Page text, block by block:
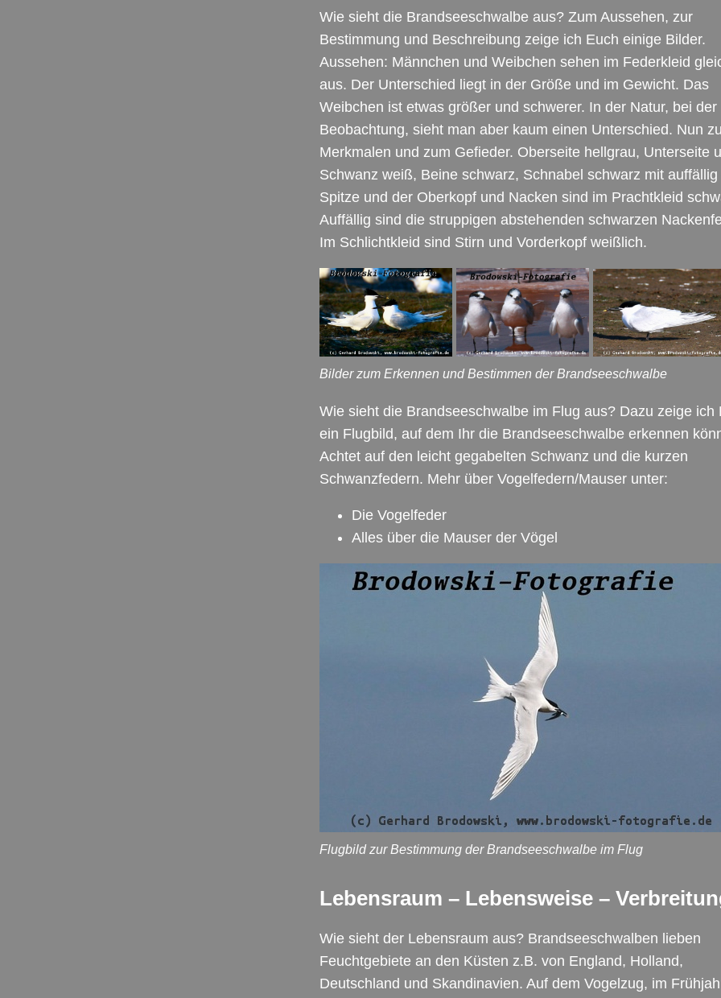
Wie sieht die Brandseeschwalbe aus? Zum Aussehen, zur
Bestimmung und Beschreibung zeige ich Euch einige Bilder.
Aussehen: Männchen und Weibchen sehen im Federkleid
aus. Der Unterschied liegt in der Größe und im Gewicht. Das
Weibchen ist etwas größer und schwerer. In der Natur, bei der
Beobachtung, sieht man aber kaum einen Unterschied. Nun
Merkmalen und zum Gefieder. Oberseite hellgrau, Unterseite
Schwanz weiß, Beine schwarz, Schnabel schwarz mit
Spitze und der Oberkopf und Nacken sind im Prachtkleid
Auffällig sind die struppigen abstehenden schwarzen
Im Schlichtkleid sind Stirn und Vorderkopf weißlich.
Bilder zum Erkennen und Bestimmen der Brandseeschwalbe
Wie sieht die Brandseeschwalbe im Flug aus? Dazu zeige ich
ein Flugbild, auf dem Ihr die Brandseeschwalbe erkennen
Achtet auf den leicht gegabelten Schwanz und die kurzen
Schwanzfedern. Mehr über Vogelfedern/Mauser unter:
Die Vogelfeder
Alles über die Mauser der Vögel
Flugbild zur Bestimmung der Brandseeschwalbe im Flug
Lebensraum – Lebensweise –
Wie sieht der Lebensraum aus? Brandseeschwalben lieben
Feuchtgebiete an den Küsten z.B. von England, Holland,
Deutschland und Skandinavien. Auf dem Vogelzug, im